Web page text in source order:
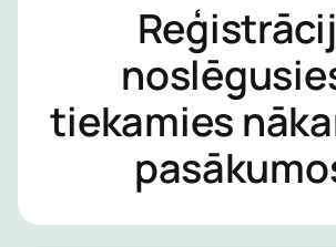
tiekamies